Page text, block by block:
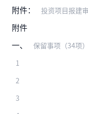
附件： 投资项目报建
附件
一、
保留事项（34项）
1
2
3